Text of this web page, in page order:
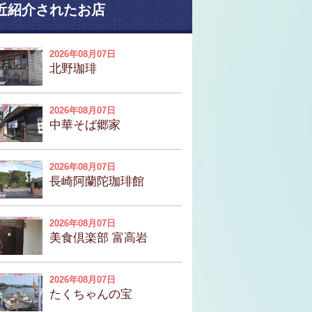
紹介されたお店
2026年08月07日
北野珈琲
2026年08月07日
中華そば郷家
2026年08月07日
長崎阿蘭陀珈琲館
2026年08月07日
美食倶楽部 富高岩
2026年08月07日
たくちゃんの宝